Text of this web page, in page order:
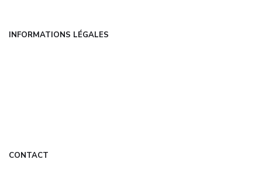
INFORMATIONS LÉGALES
CONTACT